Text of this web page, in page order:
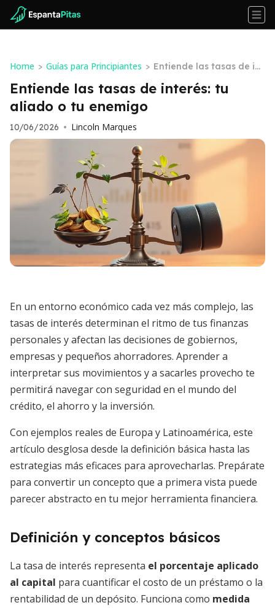
Home > Guías para Principiantes > Entiende las tasas de int
erés: tu aliado o tu enem
igo
Entiende las tasas de interés: tu
aliado o tu enemigo
10/06/2026 • Lincoln Marques
En un entorno económico cada vez más complejo, las
tasas de interés determinan el ritmo de tus finanzas
personales y afectan las decisiones de gobiernos,
empresas y pequeños ahorradores. Aprender a
interpretar sus movimientos y a sacarles provecho te
permitirá navegar con seguridad en el mundo del
crédito, el ahorro y la inversión.
Con ejemplos reales de Europa y Latinoamérica, este
artículo desglosa desde la definición básica hasta las
estrategias más eficaces para aprovecharlas. Prepárate
para convertir un concepto que a primera vista puede
parecer abstracto en tu mejor herramienta financiera.
Definición y conceptos básicos
La tasa de interés representa el porcentaje aplicado
al capital para cuantificar el costo de un préstamo o la
rentabilidad de un depósito. Funciona como medida